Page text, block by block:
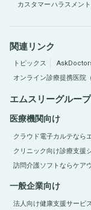
カスタマーハラスメン
関連リンク
トピックス
オンライン診療提携医院
エムスリーグルー
医療機関向け
クラウド電子カルテなら
クリニック向け診療支援
訪問介護ソフトならケア
一般企業向け
法人向け健康支援サービ